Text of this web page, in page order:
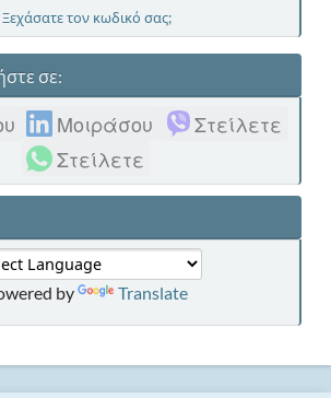
Ξεχάσατε τον κωδικό σας;
σε:
Μοιράσου
Στείλετε
Στείλετε
by Translate